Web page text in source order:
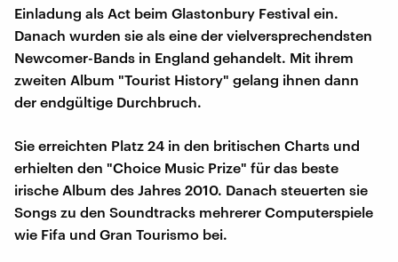
Einladung als Act beim Glastonbury Festival ein.
Danach wurden sie als eine der vielversprechendsten
Newcomer-Bands in England gehandelt. Mit ihrem
zweiten Album "Tourist History" gelang ihnen dann
der endgültige Durchbruch.
Sie erreichten Platz 24 in den britischen Charts und
erhielten den "Choice Music Prize" für das beste
irische Album des Jahres 2010. Danach steuerten sie
Songs zu den Soundtracks mehrerer Computerspiele
wie Fifa und Gran Tourismo bei.